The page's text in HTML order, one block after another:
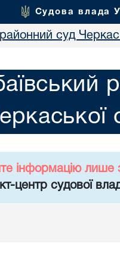
Судова влада
суд
інформацію лише
центр судової